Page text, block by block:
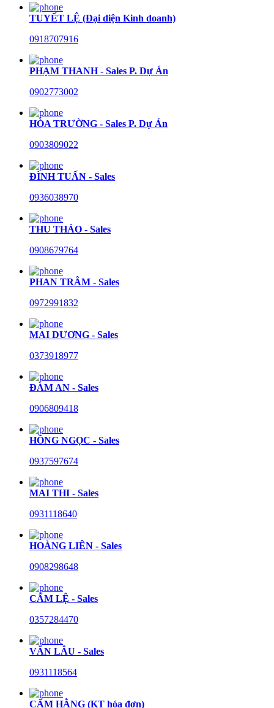
TUYẾT LỆ (Đại diện Kinh doanh)
0918707916
PHẠM THANH - Sales P. Dự Án
0902773002
HÒA TRƯỜNG - Sales P. Dự Án
0903809022
ĐÌNH TUẤN - Sales
0936038970
THU THẢO - Sales
0908679764
PHAN TRÂM - Sales
0972991832
MAI DƯƠNG - Sales
0373918977
ĐÀM AN - Sales
0906809418
HỒNG NGỌC - Sales
0937597674
MAI THI - Sales
0931118640
HOÀNG LIÊN - Sales
0908298648
CẨM LỆ - Sales
0357284470
VĂN LÂU - Sales
0931118564
CẨM HẰNG (KT hóa đơn)